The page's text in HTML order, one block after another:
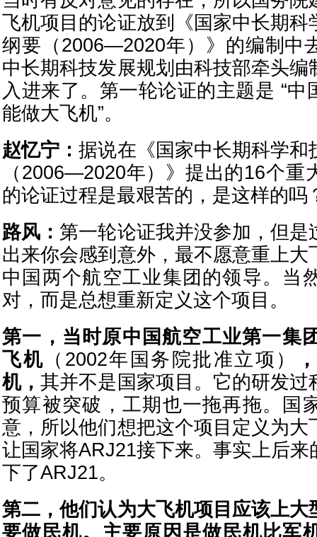
飞机项目的论证放到《国家中长期科
纲要（2006—2020年）》的编制中
中长期科技发展规划由科技部牵头编
入进来了。第一轮论证的主题是 “中
能做大飞机”。
赵忆宁：据说在《国家中长期科学和
（2006—2020年）》提出的16个重
的论证过程是最艰苦的，是这样的吗
路风： 第一轮论证我并没参加，但是
出来你会感到意外，最不愿意重上大
中国两个航空工业集团的领导。当
对，而是总想重新定义这个项目。
第一，当时原中国航空工业第一集
飞机 （2002年国务院批准立项）
机，其并不是国家项目。它的研发过
预算被突破，工期也一拖再拖。国
意，所以他们想把这个项目定义为大
让国家将ARJ21接下来。事实上后来
下了ARJ21。
第二，他们认为大飞机项目应该上大
要做民机。 主要原因是做民机比军